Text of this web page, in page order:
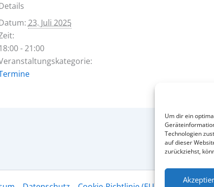
Um dir ein
Technologien
auf dieser
zurückziehst,
23. Juli 2025
- 21:00